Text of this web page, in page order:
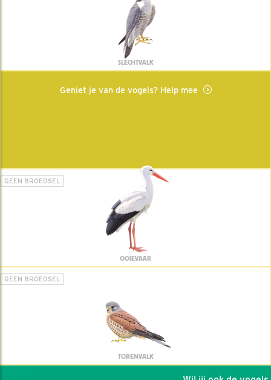
SLECHTVALK
Geniet je van de vogels? Help mee
GEEN BROEDSEL
OOIEVAAR
GEEN BROEDSEL
TORENVALK